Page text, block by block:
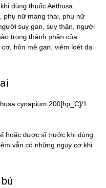
dùng thuốc Aethusa
phụ nữ mang thai, phụ nữ
suy gan, suy thận, người
trong thành phần của
hôn mê gan, viêm loét dạ
cynapium 200[hp_C]/1
hoặc dược sĩ trước khi dùng
vẫn có những nguy cơ khi